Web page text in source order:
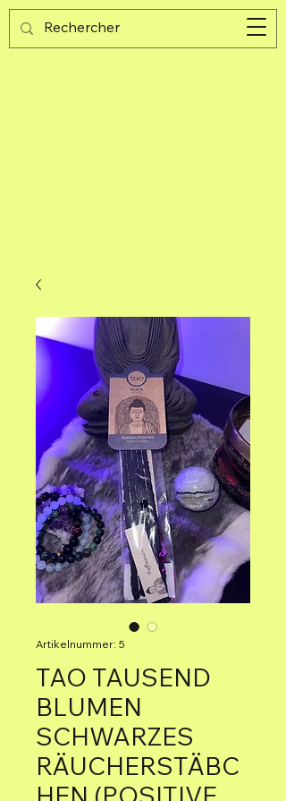
Guijad
Artikelnummer: 5
TAO TAUSEND
BLUMEN
SCHWARZES
RÄUCHERSTÄBC